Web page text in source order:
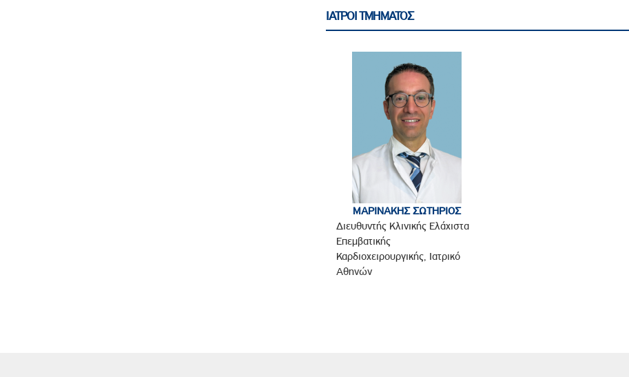
ΙΑΤΡΟΙ ΤΜΗΜΑΤΟΣ
ΜΑΡΙΝΑΚΗΣ ΣΩΤΗΡΙΟΣ
Διευθυντής Κλινικής Ελάχιστα
Επεμβατικής
Καρδιοχειρουργικής, Ιατρικό
Αθηνών